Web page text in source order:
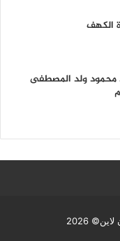
الكهف
محمود ولد المصطفى
2026